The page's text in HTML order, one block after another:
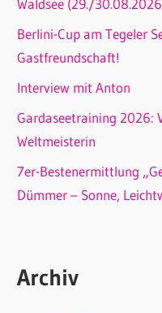
Waldsee (29./
Berlini-Cup am Tegeler
Gastfreundschaft!
Interview mit Anton
Gardaseetraining 2026:
Weltmeisterin
7er-Bestenermittlung
Dümmer – Sonne,
Archiv